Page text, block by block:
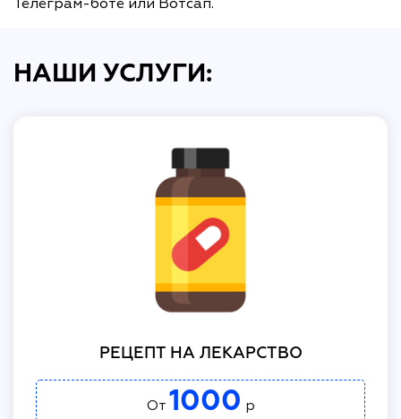
НАШИ УСЛУГИ:
РЕЦЕПТ НА ЛЕКАРСТВО
От 1000 р